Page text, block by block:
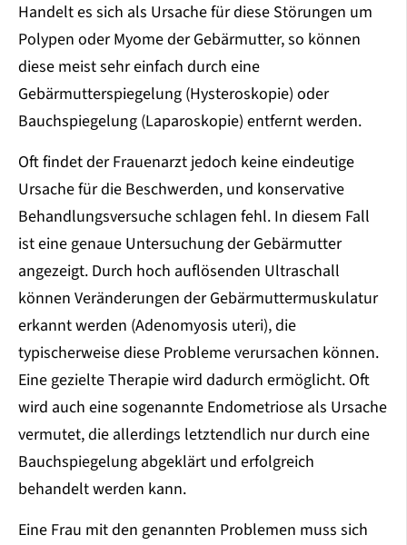
Handelt es sich als Ursache für diese Störungen um
Polypen oder Myome der Gebärmutter, so können
diese meist sehr einfach durch eine
Gebärmutterspiegelung (Hysteroskopie) oder
Bauchspiegelung (Laparoskopie) entfernt werden.
Oft findet der Frauenarzt jedoch keine eindeutige
Ursache für die Beschwerden, und konservative
Behandlungsversuche schlagen fehl. In diesem Fall
ist eine genaue Untersuchung der Gebärmutter
angezeigt. Durch hoch auflösenden Ultraschall
können Veränderungen der Gebärmuttermuskulatur
erkannt werden (Adenomyosis uteri), die
typischerweise diese Probleme verursachen können.
Eine gezielte Therapie wird dadurch ermöglicht. Oft
wird auch eine sogenannte Endometriose als Ursache
vermutet, die allerdings letztendlich nur durch eine
Bauchspiegelung abgeklärt und erfolgreich
behandelt werden kann.
Eine Frau mit den genannten Problemen muss sich